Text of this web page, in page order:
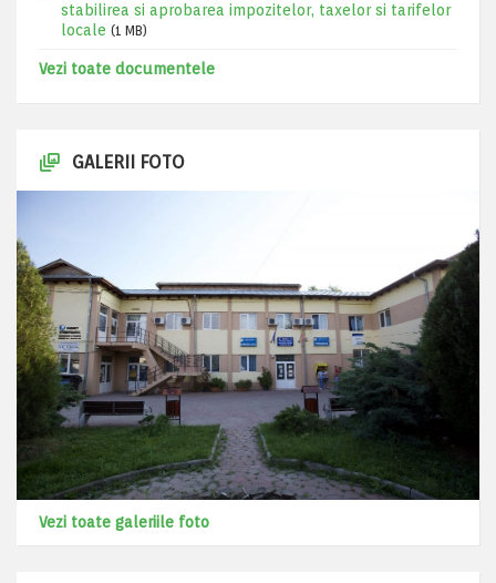
stabilirea si aprobarea impozitelor, taxelor si tarifelor
locale (1 MB)
Vezi toate documentele
GALERII FOTO
Vezi toate galeriile foto